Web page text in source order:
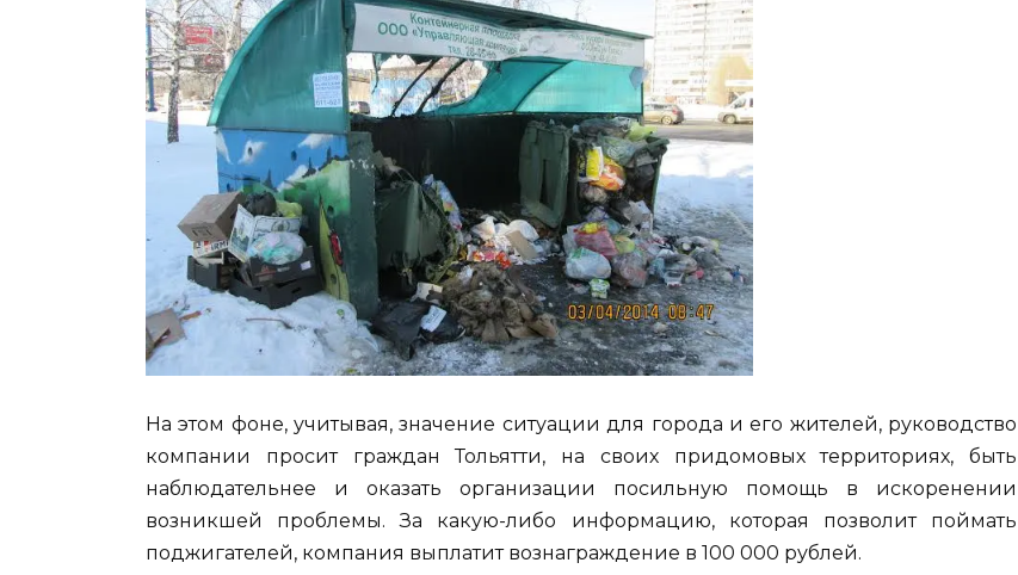
На этом фоне, учитывая, значение ситуации для города и его жителей, руководство
компании просит граждан Тольятти, на своих придомовых территориях, быть
наблюдательнее и оказать организации посильную помощь в искоренении
возникшей проблемы. За какую-либо информацию, которая позволит поймать
поджигателей, компания выплатит вознаграждение в 100 000 рублей.